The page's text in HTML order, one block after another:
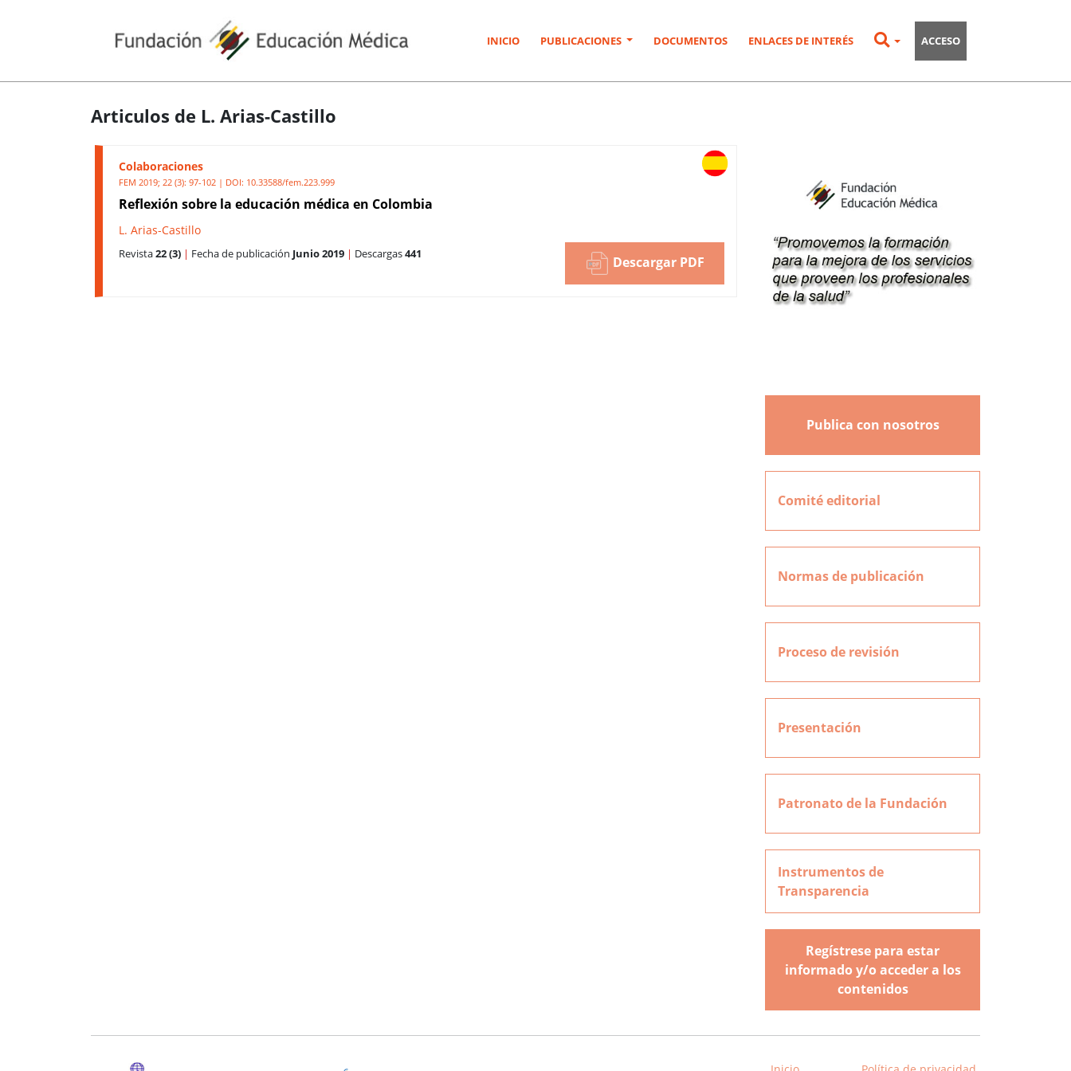
INICIO PUBLICACIONES DOCUMENTOS ENLACES DE INTERÉS ACCESO
Articulos de L. Arias-Castillo
Colaboraciones
FEM 2019; 22 (3): 97-102 | DOI: 10.33588/fem.223.999
Reflexión sobre la educación médica en Colombia
L. Arias-Castillo
Revista22 (3) | Fecha de publicación Junio 2019 | Descargas441 Descargar PDF
Publica con nosotros
Comité editorial
Normas de publicación
Proceso de revisión
Presentación
Patronato de la Fundación
Instrumentos de
Transparencia
Regístrese para estar
informado y/o acceder a los
contenidos